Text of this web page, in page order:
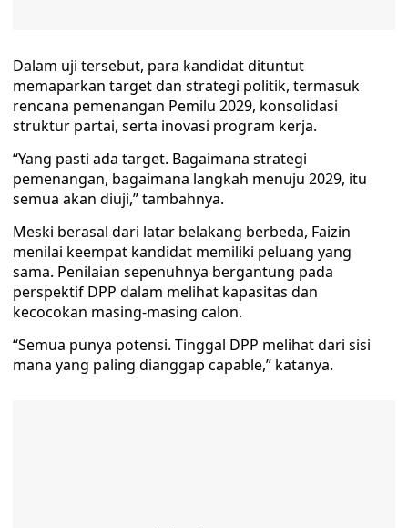
Dalam uji tersebut, para kandidat dituntut
memaparkan target dan strategi politik, termasuk
rencana pemenangan Pemilu 2029, konsolidasi
struktur partai, serta inovasi program kerja.
“Yang pasti ada target. Bagaimana strategi
pemenangan, bagaimana langkah menuju 2029, itu
semua akan diuji,” tambahnya.
Meski berasal dari latar belakang berbeda, Faizin
menilai keempat kandidat memiliki peluang yang
sama. Penilaian sepenuhnya bergantung pada
perspektif DPP dalam melihat kapasitas dan
kecocokan masing-masing calon.
“Semua punya potensi. Tinggal DPP melihat dari sisi
mana yang paling dianggap capable,” katanya.